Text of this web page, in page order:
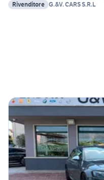
Rivenditore G.&V. CARS S.R.L